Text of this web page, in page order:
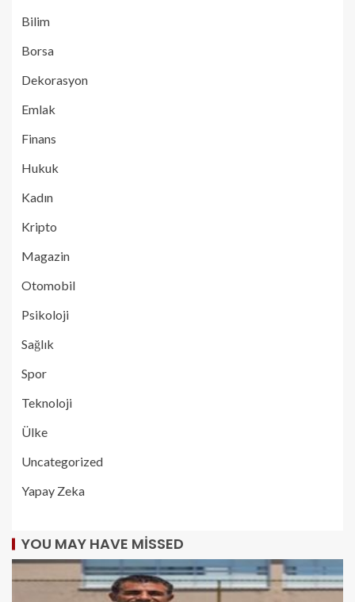
Bilim
Borsa
Dekorasyon
Emlak
Finans
Hukuk
Kadın
Kripto
Magazin
Otomobil
Psikoloji
Sağlık
Spor
Teknoloji
Ülke
Uncategorized
Yapay Zeka
YOU MAY HAVE MISSED